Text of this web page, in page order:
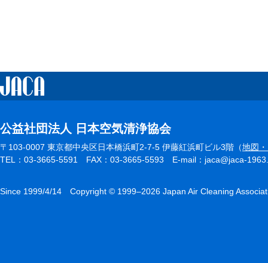
公益社団法人 日本空気清浄協会
〒103-0007 東京都中央区日本橋浜町2-7-5 伊藤紅浜町ビル3階（地図
TEL：03-3665-5591 FAX：03-3665-5593 E-mail：jaca@jaca-
Since 1999/4/14 Copyright © 1999–2026 Japan Air Cleaning